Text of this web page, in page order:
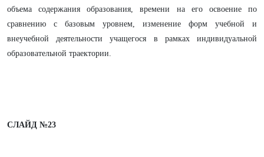
объема содержания образования, времени на его освоение по
сравнению с базовым уровнем, изменение форм учебной и
внеучебной деятельности учащегося в рамках индивидуальной
образовательной траектории.
СЛАЙД №23